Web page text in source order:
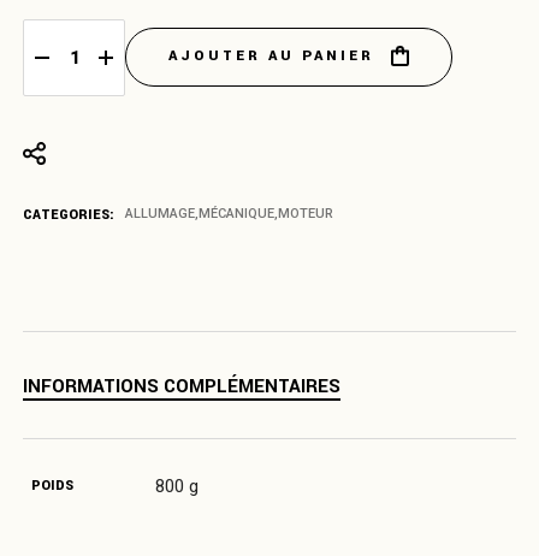
Bobine d’allumage sèche Facet Fiat 500/126 quantity
AJOUTER AU PANIER
CATEGORIES: ALLUMAGE, MÉCANIQUE, MOTEUR
INFORMATIONS COMPLÉMENTAIRES
POIDS 800 g